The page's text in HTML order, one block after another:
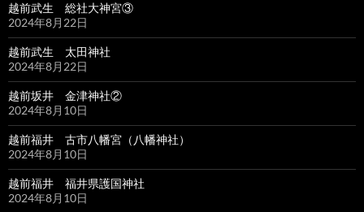
越前武生 総社大神宮③
2024年8月22日
越前武生 太田神社
2024年8月22日
越前坂井 金津神社②
2024年8月10日
越前福井 古市八幡宮（八幡神社）
2024年8月10日
越前福井 福井県護国神社
2024年8月10日